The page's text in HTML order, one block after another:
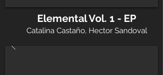
Elemental Vol. 1 - EP
Catalina Castaño, Hector Sandoval